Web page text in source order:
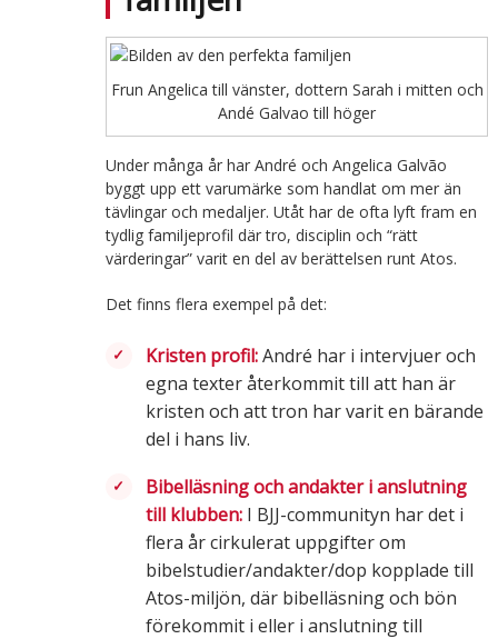
Frun Angelica till vänster, dottern Sarah i mitten och
Andé Galvao till höger
Under många år har André och Angelica Galvão
byggt upp ett varumärke som handlat om mer än
tävlingar och medaljer. Utåt har de ofta lyft fram en
tydlig familjeprofil där tro, disciplin och “rätt
värderingar” varit en del av berättelsen runt Atos.
Det finns flera exempel på det:
Kristen profil:André har i intervjuer och
egna texter återkommit till att han är
kristen och att tron har varit en bärande
del i hans liv.
Bibelläsning och andakter i anslutning
till klubben:I BJJ-communityn har det i
flera år cirkulerat uppgifter om
bibelstudier/andakter/dop kopplade till
Atos-miljön, där bibelläsning och bön
förekommit i eller i anslutning till